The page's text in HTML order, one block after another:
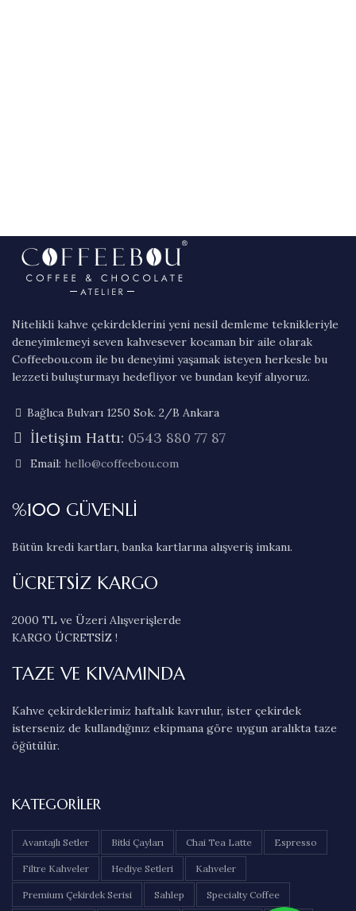
Nitelikli kahve çekirdeklerini yeni nesil demleme teknikleriyle
deneyimlemeyi seven kahvesever kocaman bir aile olarak
Coffeebou.com ile bu deneyimi yaşamak isteyen herkesle bu
lezzeti buluşturmayı hedefliyor ve bundan keyif alıyoruz.
Bağlıca Bulvarı 1250 Sok. 2/B Ankara
İletişim Hattı: 0543 880 77 87
Email: hello@coffeebou.com
%100 GÜVENLİ
Bütün kredi kartları, banka kartlarına alışveriş imkanı.
ÜCRETSİZ KARGO
2000 TL ve Üzeri Alışverişlerde
KARGO ÜCRETSİZ !
TAZE VE KIVAMINDA
Kahve çekirdeklerimiz haftalık kavrulur, ister çekirdek
isterseniz de kullandığınız ekipmana göre uygun aralıkta taze
öğütülür.
KATEGORILER
Avantajlı Setler Bitki Çayları Chai Tea Latte Espresso
Filtre Kahveler Hediye Setleri Kahveler
Premium Çekirdek Serisi Sahlep Specialty Coffee